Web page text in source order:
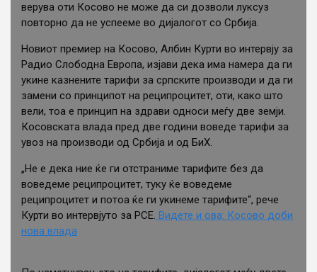
верува оти Косово не може да си дозволи луксуз
повторно да не успееме во дијалогот со Србија.
Новиот премиер на Косово, Албин Курти во интервју за
Радио Слободна Европа, изјави дека има намера да ги
укине казнените тарифи за српските производи и да ги
замени со принципот на реципроцитет, оти, како што
вели, тоа е принцип на здрави односи меѓу две земји.
Косовската влада пред две години воведе тарифи за
увоз на производи од Србија и од БиХ.
„Не е дека ние ќе ги отстраниме тарифите без да
воведеме реципроцитет, туку ќе воведеме
реципроцитет и потоа ќе ги укинеме тарифите“, рече
Курти во интервјуто за РСЕ. Видете и ова: Косово доби
нова влада